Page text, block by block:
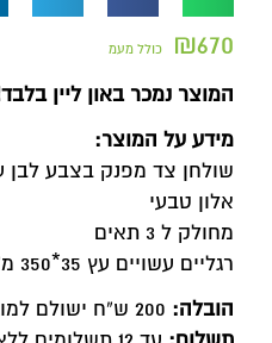
₪670 כולל מעמ
המוצר נמכר באון ליין
מידע על המוצר:
שולחן צד מפנק בצבע לבן
אלון טבעי
מחולק ל 3 תאים
רגליים עשויים עץ 35*350 מ"מ
הובלה: